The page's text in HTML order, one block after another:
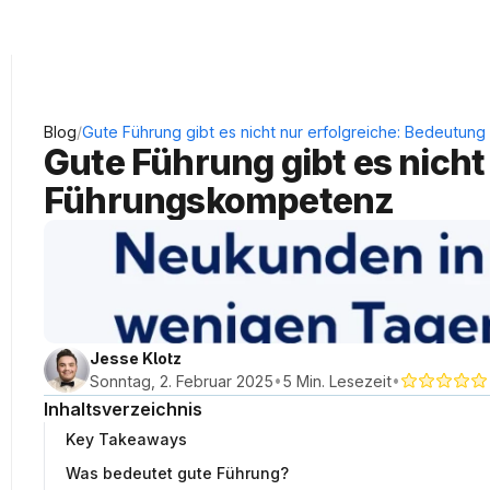
Blog/Gute Führung gibt es nicht nur erfolgreiche:
Gute Führung gibt es
Führungskompetenz
Jesse Klotz
Sonntag, 2. Februar 2025•5 Min. Lesezeit•
Inhaltsverzeichnis
Key Takeaways
Was bedeutet gute Führung?